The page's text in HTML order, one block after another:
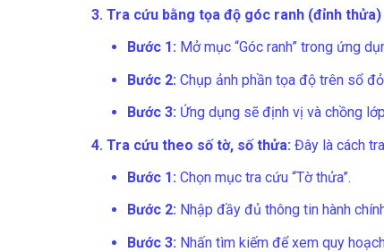
3. Tra cứu bằng tọa độ góc ranh (đỉnh
Bước 1: Mở mục “Góc ranh” trong ứng
Bước 2: Chụp ảnh phần tọa độ trên sổ
Bước 3: Ứng dụng sẽ định vị và chồng
4. Tra cứu theo số tờ, số thửa: Đây là cách
Bước 1: Chọn mục tra cứu “Tờ thửa”.
Bước 2: Nhập đầy đủ thông tin hành
Bước 3: Nhấn tìm kiếm để xem quy